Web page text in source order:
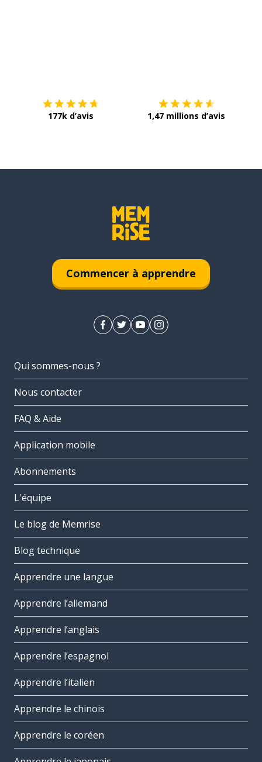
177k d’avis 1,47 millions d’avis
Commencer à apprendre
Qui sommes-nous ?
Nous contacter
FAQ & Aide
Application mobile
Abonnements
L'équipe
Le blog de Memrise
Blog technique
Apprendre une langue
Apprendre l’allemand
Apprendre l’anglais
Apprendre l’espagnol
Apprendre l’italien
Apprendre le chinois
Apprendre le coréen